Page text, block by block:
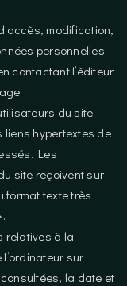
modification,
personnelles
contactant l’éditeur
du site
liens hypertextes de
Les
site reçoivent sur
format texte très
relatives à la
sur
la date et